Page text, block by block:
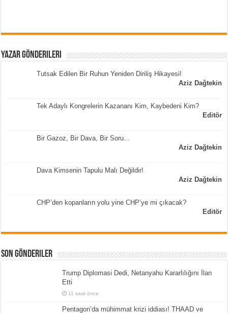
Yazar Gönderileri
Tutsak Edilen Bir Ruhun Yeniden Diriliş Hikayesi!
Aziz Dağtekin
Tek Adaylı Kongrelerin Kazananı Kim, Kaybedeni Kim?
Editör
Bir Gazoz, Bir Dava, Bir Soru…
Aziz Dağtekin
Dava Kimsenin Tapulu Malı Değildir!
Aziz Dağtekin
CHP’den kopanların yolu yine CHP’ye mi çıkacak?
Editör
Son Gönderiler
Trump Diplomasi Dedi, Netanyahu Kararlılığını İlan
Etti
11 saat önce
Pentagon’da mühimmat krizi iddiası! THAAD ve